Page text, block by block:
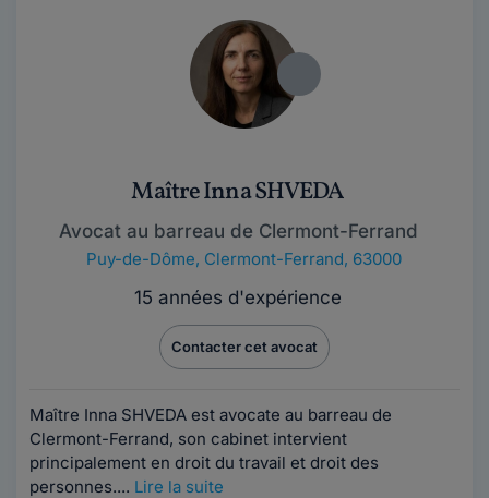
Maître Inna SHVEDA
Avocat au barreau de Clermont-Ferrand
Puy-de-Dôme, Clermont-Ferrand, 63000
15 années d'expérience
Contacter cet avocat
Maître Inna SHVEDA est avocate au barreau de
Clermont-Ferrand, son cabinet intervient
principalement en droit du travail et droit des
personnes.... Lire la suite